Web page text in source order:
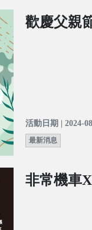
歡慶父親
活動日期 | 2024-
最新消息
非常機車